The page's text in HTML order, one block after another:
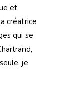
et
créatrice
qui se
je